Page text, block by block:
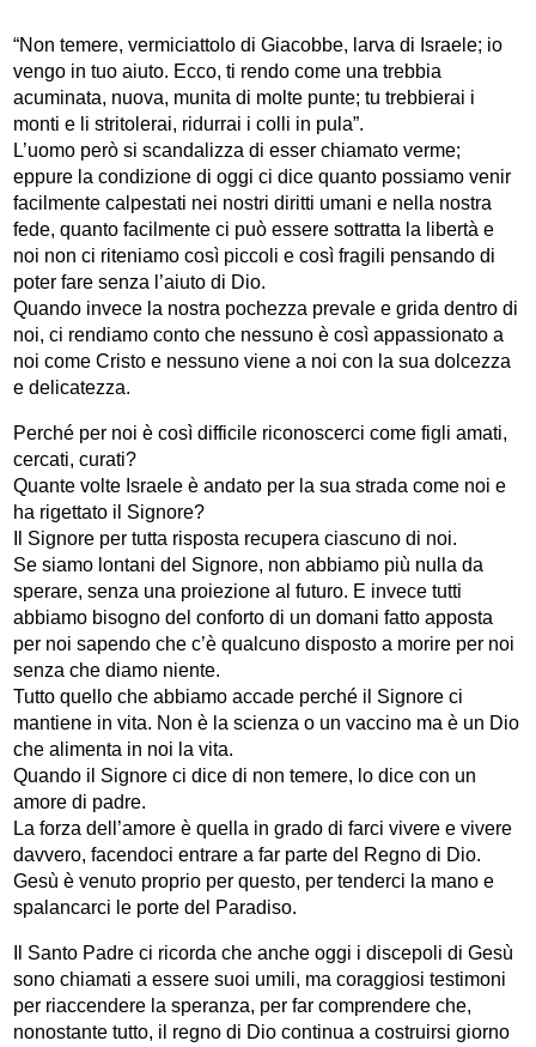
“Non temere, vermiciattolo di Giacobbe, larva di Israele; io
vengo in tuo aiuto. Ecco, ti rendo come una trebbia
acuminata, nuova, munita di molte punte; tu trebbierai i
monti e li stritolerai, ridurrai i colli in pula”.
L’uomo però si scandalizza di esser chiamato verme;
eppure la condizione di oggi ci dice quanto possiamo venir
facilmente calpestati nei nostri diritti umani e nella nostra
fede, quanto facilmente ci può essere sottratta la libertà e
noi non ci riteniamo così piccoli e così fragili pensando di
poter fare senza l’aiuto di Dio.
Quando invece la nostra pochezza prevale e grida dentro di
noi, ci rendiamo conto che nessuno è così appassionato a
noi come Cristo e nessuno viene a noi con la sua dolcezza
e delicatezza.
Perché per noi è così difficile riconoscerci come figli amati,
cercati, curati?
Quante volte Israele è andato per la sua strada come noi e
ha rigettato il Signore?
Il Signore per tutta risposta recupera ciascuno di noi.
Se siamo lontani del Signore, non abbiamo più nulla da
sperare, senza una proiezione al futuro. E invece tutti
abbiamo bisogno del conforto di un domani fatto apposta
per noi sapendo che c’è qualcuno disposto a morire per noi
senza che diamo niente.
Tutto quello che abbiamo accade perché il Signore ci
mantiene in vita. Non è la scienza o un vaccino ma è un Dio
che alimenta in noi la vita.
Quando il Signore ci dice di non temere, lo dice con un
amore di padre.
La forza dell’amore è quella in grado di farci vivere e vivere
davvero, facendoci entrare a far parte del Regno di Dio.
Gesù è venuto proprio per questo, per tenderci la mano e
spalancarci le porte del Paradiso.
Il Santo Padre ci ricorda che anche oggi i discepoli di Gesù
sono chiamati a essere suoi umili, ma coraggiosi testimoni
per riaccendere la speranza, per far comprendere che,
nonostante tutto, il regno di Dio continua a costruirsi giorno